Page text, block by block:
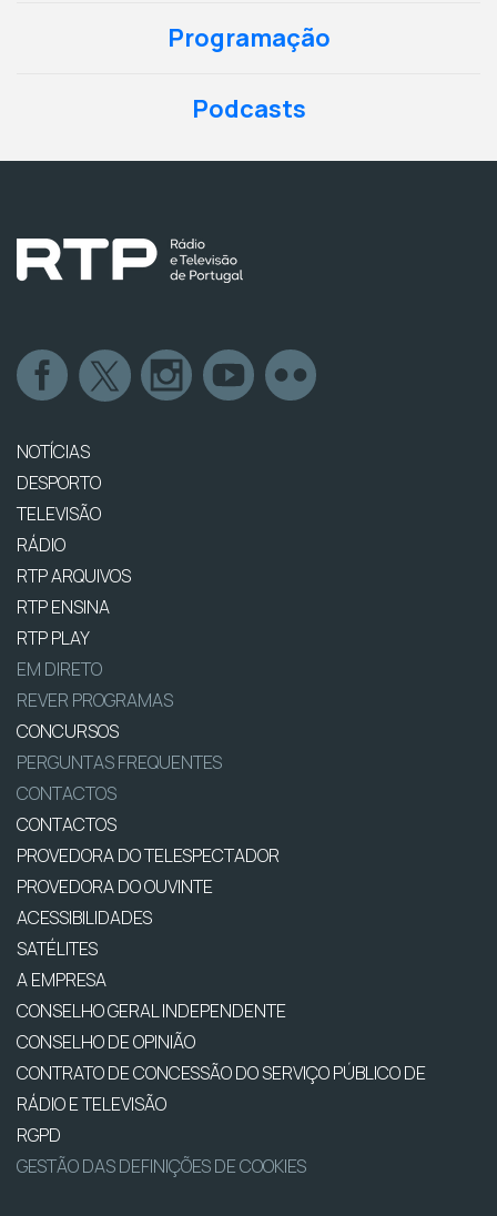
Programação
Podcasts
NOTÍCIAS
DESPORTO
TELEVISÃO
RÁDIO
RTP ARQUIVOS
RTP ENSINA
RTP PLAY
EM DIRETO
REVER PROGRAMAS
CONCURSOS
PERGUNTAS FREQUENTES
CONTACTOS
CONTACTOS
PROVEDORA DO TELESPECTADOR
PROVEDORA DO OUVINTE
ACESSIBILIDADES
SATÉLITES
A EMPRESA
CONSELHO GERAL INDEPENDENTE
CONSELHO DE OPINIÃO
CONTRATO DE CONCESSÃO DO SERVIÇO PÚBLICO DE
RÁDIO E TELEVISÃO
RGPD
GESTÃO DAS DEFINIÇÕES DE COOKIES